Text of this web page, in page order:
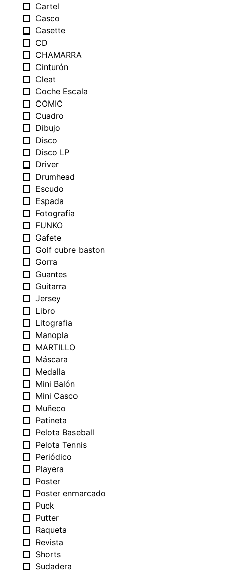
Cartel
Casco
Casette
CD
CHAMARRA
Cinturón
Cleat
Coche Escala
COMIC
Cuadro
Dibujo
Disco
Disco LP
Driver
Drumhead
Escudo
Espada
Fotografía
FUNKO
Gafete
Golf cubre baston
Gorra
Guantes
Guitarra
Jersey
Libro
Litografia
Manopla
MARTILLO
Máscara
Medalla
Mini Balón
Mini Casco
Muñeco
Patineta
Pelota Baseball
Pelota Tennis
Periódico
Playera
Poster
Poster enmarcado
Puck
Putter
Raqueta
Revista
Shorts
Sudadera